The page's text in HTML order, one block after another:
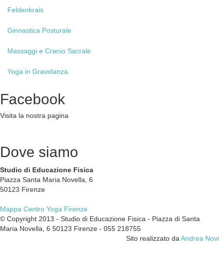
Feldenkrais
Ginnastica Posturale
Massaggi e Cranio Sacrale
Yoga in Gravidanza
Facebook
Visita la nostra pagina
Dove siamo
Studio di Educazione Fisica
Piazza Santa Maria Novella, 6
50123 Firenze
Mappa Centro Yoga Firenze
© Copyright 2013 - Studio di Educazione Fisica - Piazza di Santa
Maria Novella, 6 50123 Firenze - 055 218755
Sito realizzato da Andrea Novi